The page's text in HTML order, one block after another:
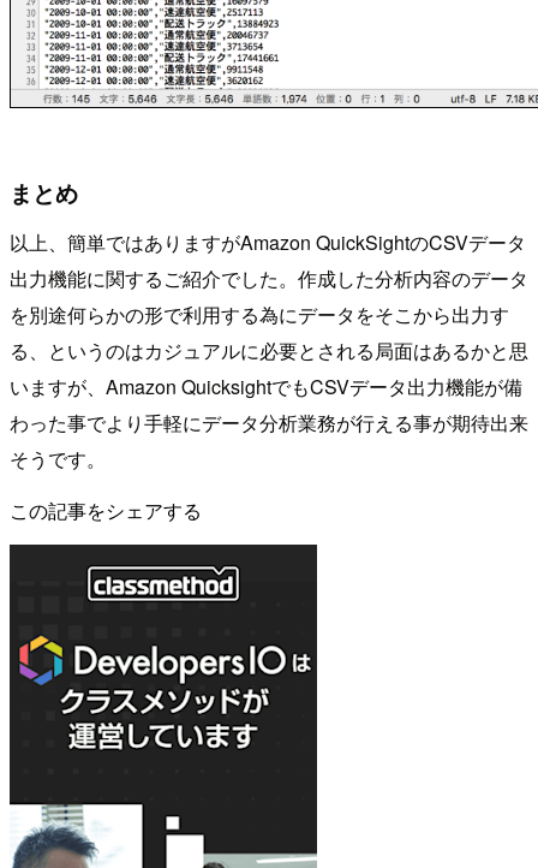
まとめ
以上、簡単ではありますがAmazon QuickSightのCSVデータ
出力機能に関するご紹介でした。作成した分析内容のデータ
を別途何らかの形で利用する為にデータをそこから出力す
る、というのはカジュアルに必要とされる局面はあるかと思
いますが、Amazon QuicksightでもCSVデータ出力機能が備
わった事でより手軽にデータ分析業務が行える事が期待出来
そうです。
この記事をシェアする